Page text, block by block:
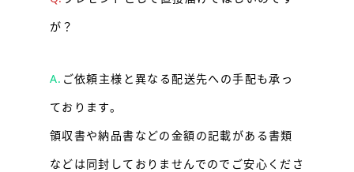
が？
A. ご依頼主様と異なる配送先への手配も承っ
ております。
領収書や納品書などの金額の記載がある書類
などは同封しておりませんでのでご安心くださ